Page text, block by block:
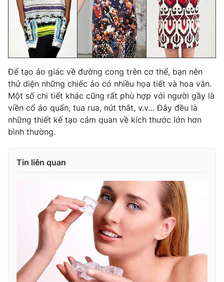
Để tạo ảo giác về đường cong trên cơ thể, bạn nên
thử diện những chiếc áo có nhiều họa tiết và hoa văn.
Một số chi tiết khác cũng rất phù hợp với người gầy là
viền cổ áo quấn, tua rua, nút thắt, v.v… Đây đều là
những thiết kế tạo cảm quan về kích thước lớn hơn
bình thường.
Tin liên quan